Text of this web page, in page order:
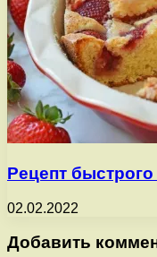
Рецепт
02.02.2022
Добавить